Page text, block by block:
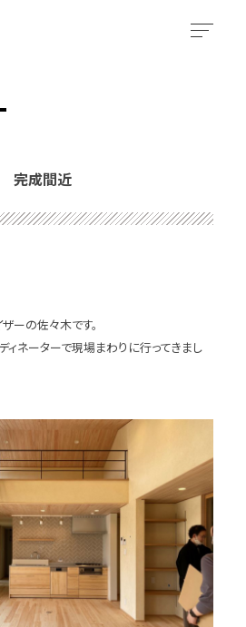
完成間近
ーの佐々木です。
ィネーターで現場まわりに行ってきまし